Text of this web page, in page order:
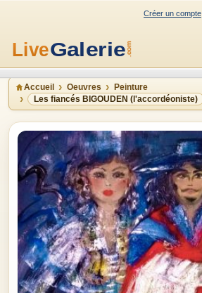
Créer un compte
Accueil Oeuvres
Peinture
Les fiancés BIGOUDEN (l'accordéoniste)